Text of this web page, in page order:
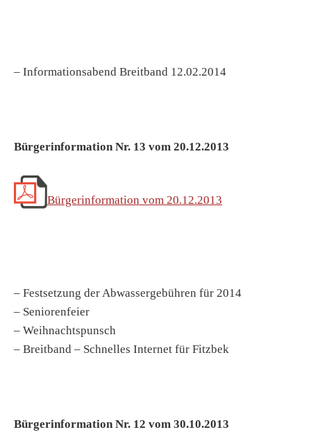
– Informationsabend Breitband 12.02.2014
Bürgerinformation Nr. 13 vom 20.12.2013
Bürgerinformation vom 20.12.2013
– Festsetzung der Abwassergebühren für 2014
– Seniorenfeier
– Weihnachtspunsch
– Breitband – Schnelles Internet für Fitzbek
Bürgerinformation Nr. 12 vom 30.10.2013